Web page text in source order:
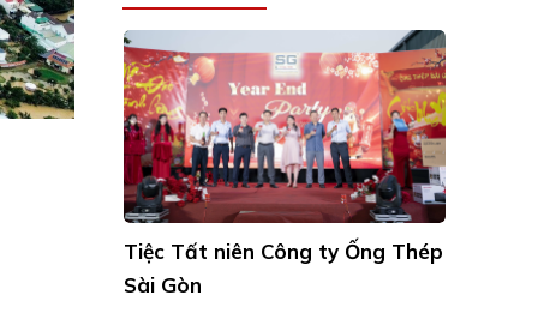
GIÁ THÉP HÔM NAY 2/10 - GIÁ
THÉP HRC TĂNG MẠNH SAU
ĐỘNG THÁI TỪ TRUNG QUỐC
🎁TẾT NGUYÊN ĐÁN 2026 🎁